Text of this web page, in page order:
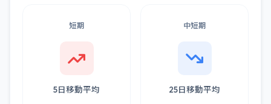
短期
5日移動平均
中短期
25日移動平均